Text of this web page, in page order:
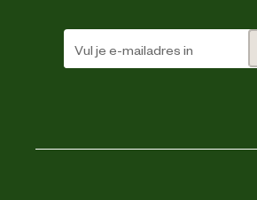
Verantwoordelijke